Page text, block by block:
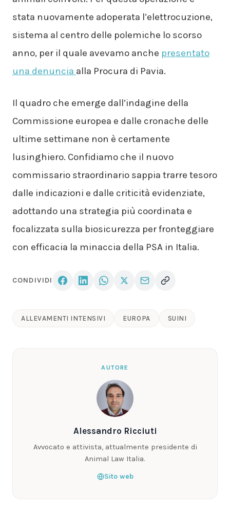
stata nuovamente adoperata l’elettrocuzione,
sistema al centro delle polemiche lo scorso
anno, per il quale avevamo anche presentato
una denuncia alla Procura di Pavia.
Il quadro che emerge dall’indagine della
Commissione europea e dalle cronache delle
ultime settimane non è certamente
lusinghiero. Confidiamo che il nuovo
commissario straordinario sappia trarre tesoro
dalle indicazioni e dalle criticità evidenziate,
adottando una strategia più coordinata e
focalizzata sulla biosicurezza per fronteggiare
con efficacia la minaccia della PSA in Italia.
CONDIVIDI
ALLEVAMENTI INTENSIVI EUROPA SUINI
AUTORE
Alessandro Ricciuti
Avvocato e attivista, attualmente presidente di
Animal Law Italia.
Sito web